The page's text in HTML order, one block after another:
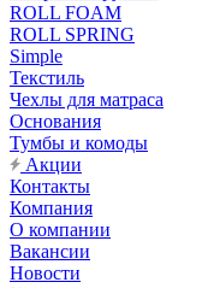
ROLL FOAM
ROLL SPRING
Simple
Текстиль
Чехлы для матраса
Основания
Тумбы и комоды
Акции
Контакты
Компания
О компании
Вакансии
Новости